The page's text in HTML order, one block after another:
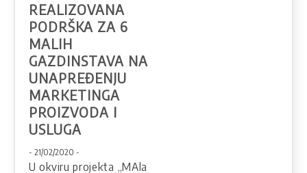
REALIZOVANA
PODRŠKA ZA 6
MALIH
GAZDINSTAVA NA
UNAPREĐENJU
MARKETINGA
PROIZVODA I
USLUGA
- 21/02/2020 -
U okviru projekta „MAla